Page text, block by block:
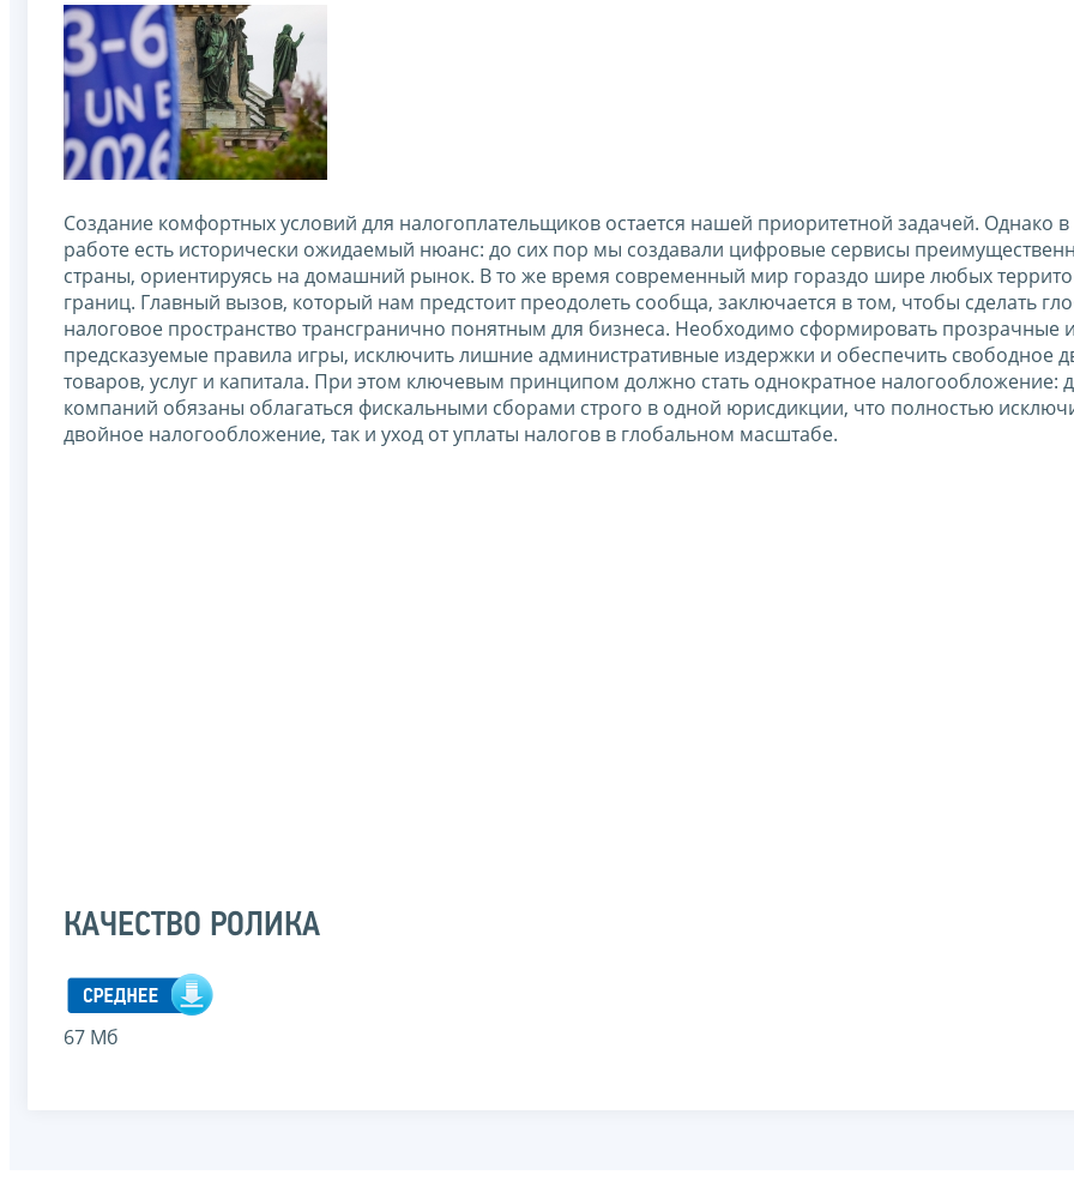
Создание комфортных условий для налогоплательщиков остается нашей приоритетной задачей. Однако в
работе есть исторически ожидаемый нюанс: до сих пор мы создавали цифровые сервисы
страны, ориентируясь на домашний рынок. В то же время современный мир гораздо шире любых
границ. Главный вызов, который нам предстоит преодолеть сообща, заключается в том, чтобы сделать
налоговое пространство трансгранично понятным для бизнеса. Необходимо сформировать прозрачные
предсказуемые правила игры, исключить лишние административные издержки и обеспечить свободное
товаров, услуг и капитала. При этом ключевым принципом должно стать однократное налогообложение:
компаний обязаны облагаться фискальными сборами строго в одной юрисдикции, что полностью
двойное налогообложение, так и уход от уплаты налогов в глобальном масштабе.
КАЧЕСТВО РОЛИКА
67 Мб